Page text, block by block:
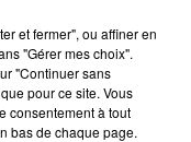
week-end au
et danses du
juillet...
et fermer", ou affiner en
"Gérer mes choix".
"Continuer sans
pour ce site. Vous
consentement à tout
bas de chaque page.